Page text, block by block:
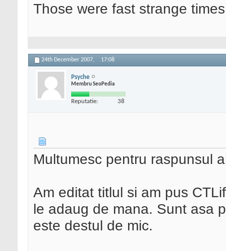
Those were fast strange
24th December 2007, 17:08
Psyche
Membru SeoPedia
Reputatie: 38
Multumesc pentru raspunsul
Am editat titlul si am pus
le adaug de mana. Sunt asa
este destul de mic.